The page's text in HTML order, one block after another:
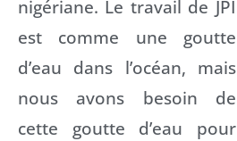
nigériane. Le travail de JPI
est comme une goutte
d’eau dans l’océan, mais
nous avons besoin de
cette goutte d’eau pour